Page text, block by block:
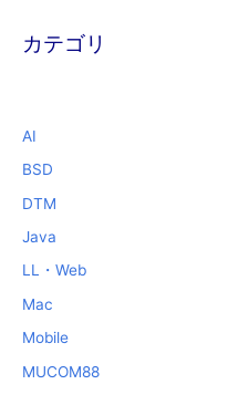
カテゴリ
AI
BSD
DTM
Java
LL・Web
Mac
Mobile
MUCOM88